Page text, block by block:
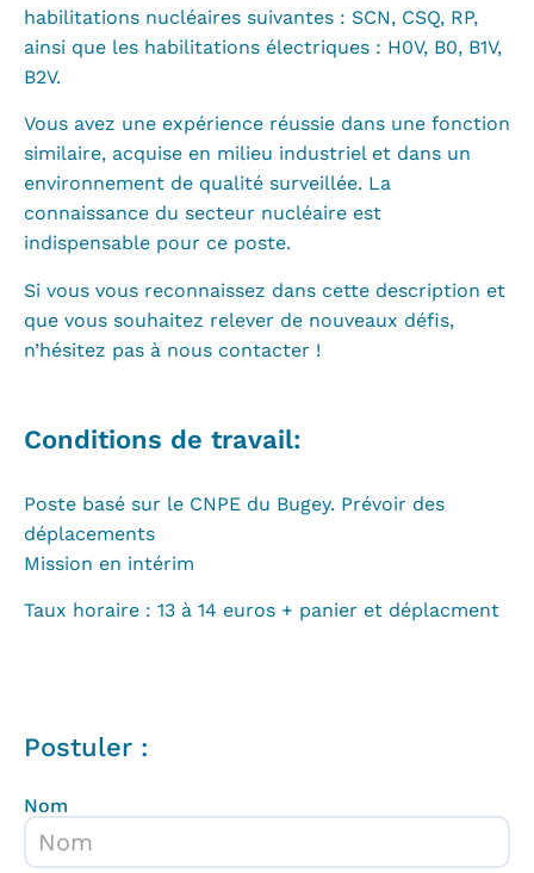
habilitations nucléaires suivantes : SCN, CSQ, RP,
ainsi que les habilitations électriques : H0V, B0, B1V,
B2V.
Vous avez une expérience réussie dans une fonction
similaire, acquise en milieu industriel et dans un
environnement de qualité surveillée. La
connaissance du secteur nucléaire est
indispensable pour ce poste.
Si vous vous reconnaissez dans cette description et
que vous souhaitez relever de nouveaux défis,
n’hésitez pas à nous contacter !
Conditions de travail:
Poste basé sur le CNPE du Bugey. Prévoir des
déplacements
Mission en intérim
Taux horaire : 13 à 14 euros + panier et déplacment
Postuler :
Nom